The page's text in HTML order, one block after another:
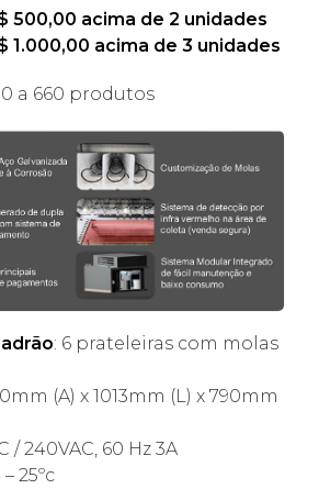
500,00 acima de 2 unidades
1.000,00 acima de 3 unidades
a 660 produtos
: 6 prateleiras com molas
(A) x 1013mm (L) x 790mm
/ 240VAC, 60 Hz 3A
– 25ºc